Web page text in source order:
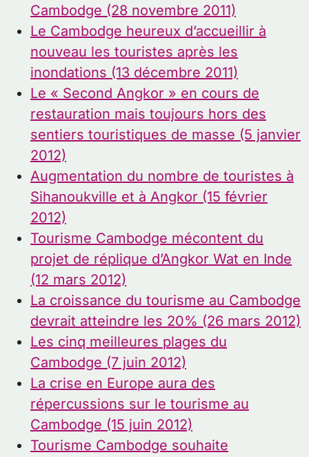
Cambodge (28 novembre 2011)
Le Cambodge heureux d’accueillir à
nouveau les touristes après les
inondations (13 décembre 2011)
Le « Second Angkor » en cours de
restauration mais toujours hors des
sentiers touristiques de masse (5 janvier
2012)
Augmentation du nombre de touristes à
Sihanoukville et à Angkor (15 février
2012)
Tourisme Cambodge mécontent du
projet de réplique d’Angkor Wat en Inde
(12 mars 2012)
La croissance du tourisme au Cambodge
devrait atteindre les 20% (26 mars 2012)
Les cinq meilleures plages du
Cambodge (7 juin 2012)
La crise en Europe aura des
répercussions sur le tourisme au
Cambodge (15 juin 2012)
Tourisme Cambodge souhaite